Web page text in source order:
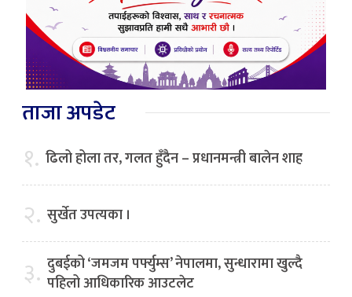
ताजा अपडेट
१. ढिलो होला तर, गलत हुँदैन – प्रधानमन्त्री बालेन शाह
२. सुर्खेत उपत्यका ।
३. दुबईको ‘जमजम पर्फ्युम्स’ नेपालमा, सुन्धारामा खुल्दै
पहिलो आधिकारिक आउटलेट